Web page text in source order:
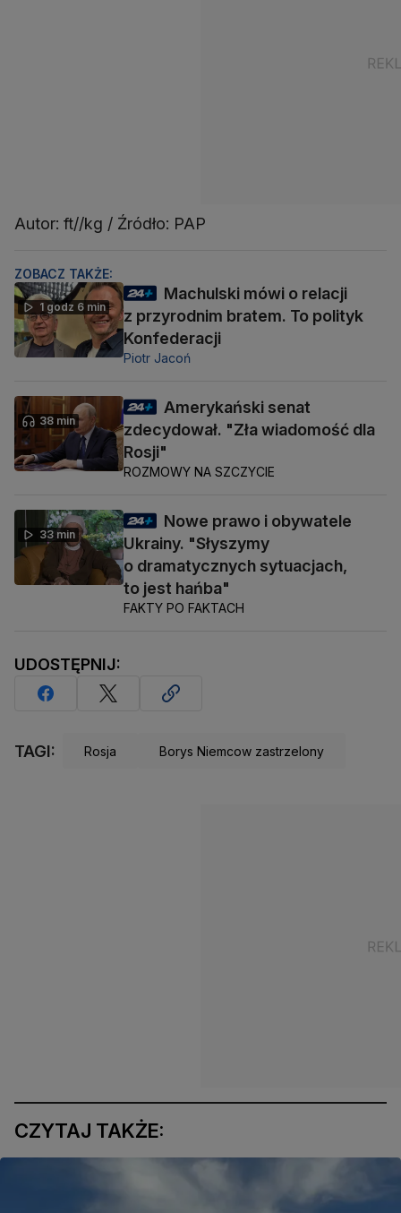
Autor: ft//kg / Źródło: PAP
ZOBACZ TAKŻE:
1 godz 6 min
Machulski mówi o relacji
z przyrodnim bratem. To polityk
Konfederacji
Piotr Jacoń
38 min
Amerykański senat
zdecydował. "Zła wiadomość dla
Rosji"
ROZMOWY NA SZCZYCIE
33 min
Nowe prawo i obywatele
Ukrainy. "Słyszymy
o dramatycznych sytuacjach,
to jest hańba"
FAKTY PO FAKTACH
UDOSTĘPNIJ:
TAGI: Rosja Borys Niemcow zastrzelony
CZYTAJ TAKŻE: